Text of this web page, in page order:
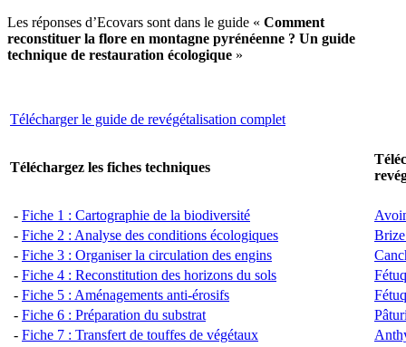
Les réponses d’Ecovars sont dans le guide « Comment
reconstituer la flore en montagne pyrénéenne ? Un guide
technique de restauration écologique »
Télécharger le guide de revégétalisation complet
Téléchargez les fiches techniques
- Fiche 1 : Cartographie de la biodiversité
- Fiche 2 : Analyse des conditions écologiques
- Fiche 3 : Organiser la circulation des engins
- Fiche 4 : Reconstitution des horizons du sols
- Fiche 5 : Aménagements anti-érosifs
- Fiche 6 : Préparation du substrat
- Fiche 7 : Transfert de touffes de végétaux